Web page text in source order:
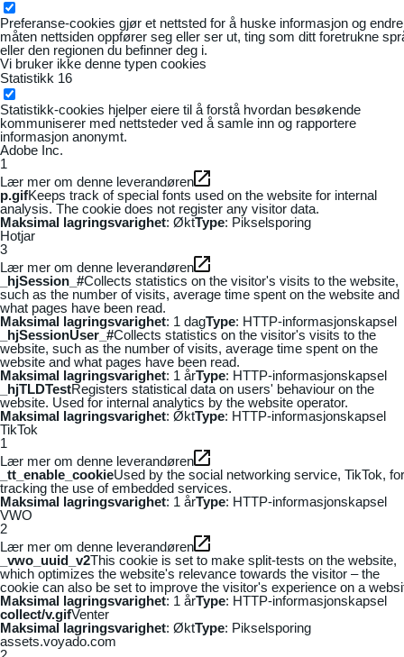
Preferanse-cookies gjør et nettsted for å huske informasjon og
måten nettsiden oppfører seg eller ser ut, ting som ditt foretrukne
eller den regionen du befinner deg i.
Vi bruker ikke denne typen cookies
Statistikk 16
Statistikk-cookies hjelper eiere til å forstå hvordan besøkende
kommuniserer med nettsteder ved å samle inn og rapportere
informasjon anonymt.
Adobe Inc.
1
Lær mer om denne leverandøren
p.gifKeeps track of special fonts used on the website for internal
analysis. The cookie does not register any visitor data.
Maksimal lagringsvarighet: ØktType: Pikselsporing
Hotjar
3
Lær mer om denne leverandøren
_hjSession_#Collects statistics on the visitor's visits to the website,
such as the number of visits, average time spent on the website and
what pages have been read.
Maksimal lagringsvarighet: 1 dagType: HTTP-informasjonskapsel
_hjSessionUser_#Collects statistics on the visitor's visits to the
website, such as the number of visits, average time spent on the
website and what pages have been read.
Maksimal lagringsvarighet: 1 årType: HTTP-informasjonskapsel
_hjTLDTestRegisters statistical data on users' behaviour on the
website. Used for internal analytics by the website operator.
Maksimal lagringsvarighet: ØktType: HTTP-informasjonskapsel
TikTok
1
Lær mer om denne leverandøren
_tt_enable_cookieUsed by the social networking service, TikTok, for
tracking the use of embedded services.
Maksimal lagringsvarighet: 1 årType: HTTP-informasjonskapsel
VWO
2
Lær mer om denne leverandøren
_vwo_uuid_v2This cookie is set to make split-tests on the website,
which optimizes the website's relevance towards the visitor – the
cookie can also be set to improve the visitor's experience on a
Maksimal lagringsvarighet: 1 årType: HTTP-informasjonskapsel
collect/v.gifVenter
Maksimal lagringsvarighet: ØktType: Pikselsporing
assets.voyado.com